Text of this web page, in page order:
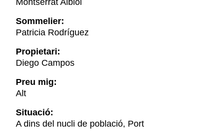
Montserrat Albiol
Sommelier:
Patricia Rodríguez
Propietari:
Diego Campos
Preu mig:
Alt
Situació:
A dins del nucli de població, Port